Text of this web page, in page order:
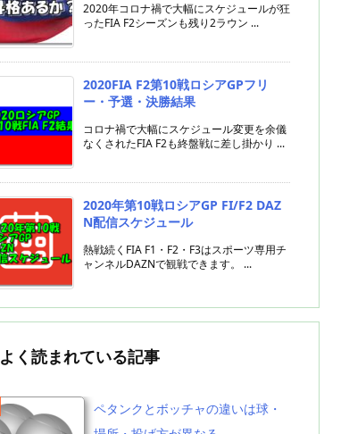
2020年コロナ禍で大幅にスケジュールが狂
ったFIA F2シーズンも残り2ラウン ...
2020FIA F2第10戦ロシアGPフリ
ー・予選・決勝結果
コロナ禍で大幅にスケジュール変更を余儀
なくされたFIA F2も終盤戦に差し掛かり ...
2020年第10戦ロシアGP FI/F2 DAZ
N配信スケジュール
熱戦続くFIA F1・F2・F3はスポーツ専用チ
ャンネルDAZNで観戦できます。 ...
よく読まれている記事
ペタンクとボッチャの違いは球・